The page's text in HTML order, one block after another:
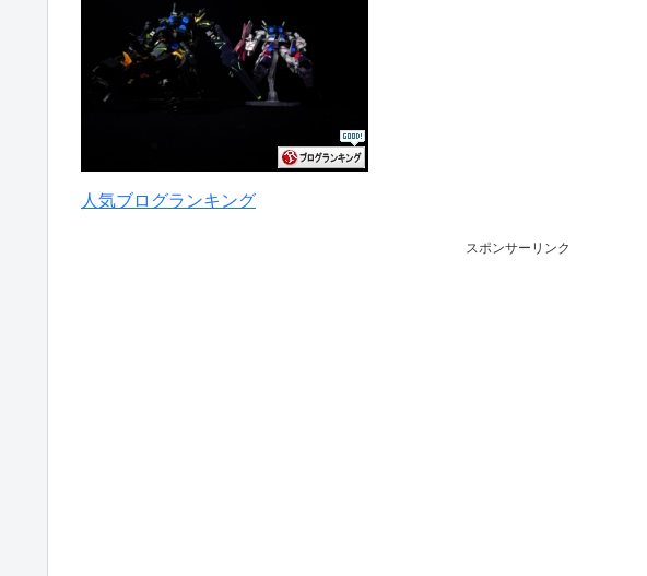
人気ブログランキング
スポンサーリンク